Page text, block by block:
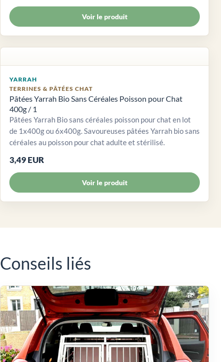
Voir le produit
YARRAH
TERRINES & PÂTÉES CHAT
Pâtées Yarrah Bio Sans Céréales Poisson pour Chat
400g / 1
Pâtées Yarrah Bio sans céréales poisson pour chat en lot
de 1x400g ou 6x400g. Savoureuses pâtées Yarrah bio sans
céréales au poisson pour chat adulte et stérilisé.
3,49 EUR
Voir le produit
Conseils liés